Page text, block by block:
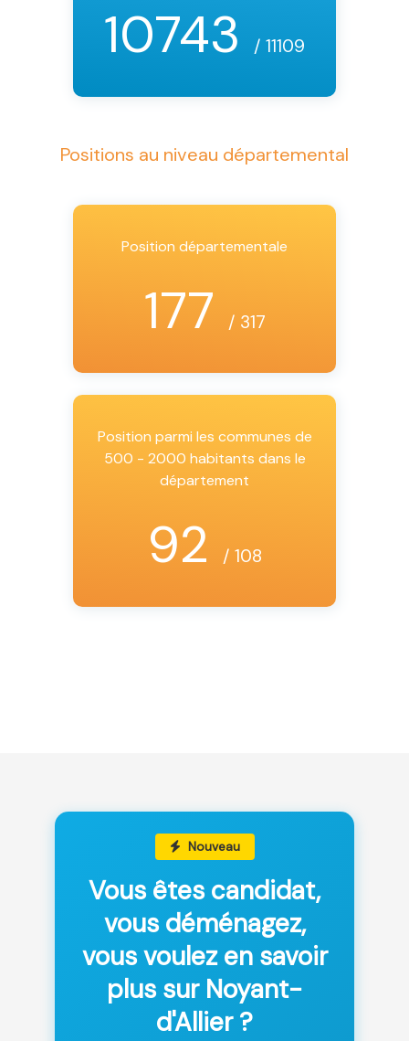
10743 / 11109
Positions au niveau départemental
Position départementale
177 / 317
Position parmi les communes de
500 - 2000 habitants dans le
département
92 / 108
Nouveau
Vous êtes candidat,
vous déménagez,
vous voulez en savoir
plus sur Noyant-
d'Allier ?